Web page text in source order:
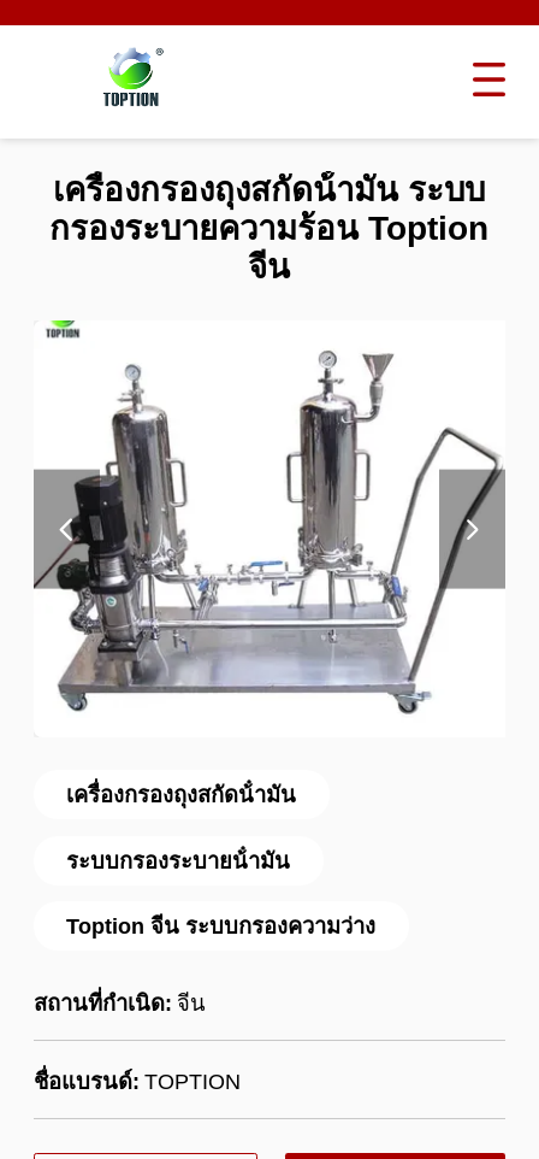
เครื่องกรองถุงสกัดน้ํามัน
ระบบกรองระบายน้ํามัน
Toption จีน ระบบกรองความว่าง
สถานที่กำเนิด: จีน
ชื่อแบรนด์: TOPTION
เครื่องกรองถุงสกัดน้ํามัน ระบบ
กรองระบายความร้อน Toption
จีน